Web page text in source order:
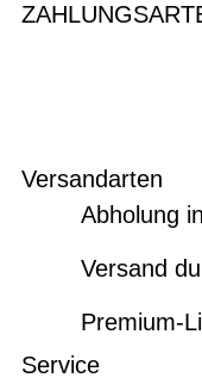
Versandarten
Abholung
Versand
Premium-
Service